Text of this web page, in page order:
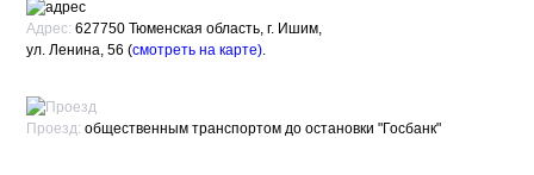
Адрес: 627750 Тюменская область, г. Ишим,
ул. Ленина, 56 (смотреть на карте).
Проезд: общественным транспортом до остановки "Госбанк"